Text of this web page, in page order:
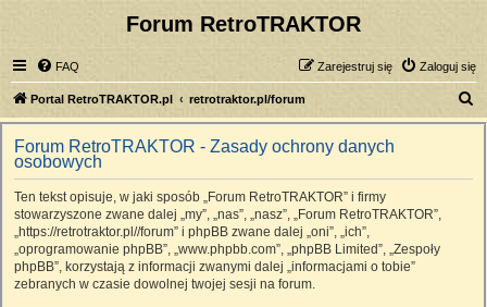
Forum RetroTRAKTOR
FAQ Zaloguj się
Zarejestruj się
Portal RetroTRAKTOR.pl retrotraktor.pl/forum
z
Forum RetroTRAKTOR - Zasady ochrony danych
osobowych
Ten tekst opisuje, w jaki sposób „Forum RetroTRAKTOR” i firmy
stowarzyszone zwane dalej „my”, „nas”, „nasz”, „Forum RetroTRAKTOR”,
„https://retrotraktor.pl//forum” i phpBB zwane dalej „oni”, „ich”,
„oprogramowanie phpBB”, „www.phpbb.com”, „phpBB Limited”, „Zespoły
phpBB”, korzystają z informacji zwanymi dalej „informacjami o tobie”
zebranych w czasie dowolnej twojej sesji na forum.